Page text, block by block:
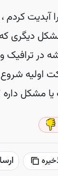
آبدیت
دیگری
در ترافیک
اولیه
مشکل داره